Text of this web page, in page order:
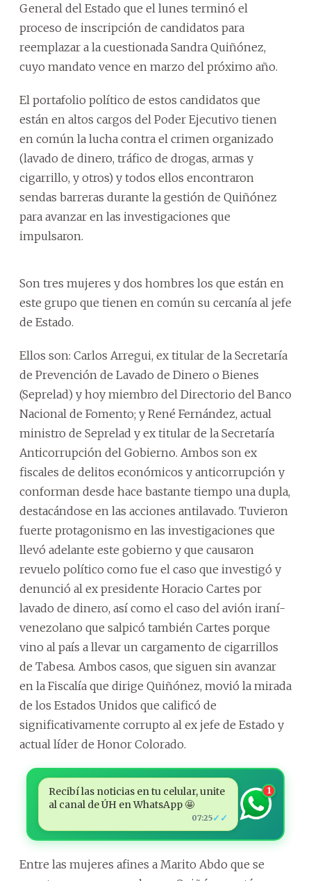
General del Estado que el lunes terminó el
proceso de inscripción de candidatos para
reemplazar a la cuestionada Sandra Quiñónez,
cuyo mandato vence en marzo del próximo año.
El portafolio político de estos candidatos que
están en altos cargos del Poder Ejecutivo tienen
en común la lucha contra el crimen organizado
(lavado de dinero, tráfico de drogas, armas y
cigarrillo, y otros) y todos ellos encontraron
sendas barreras durante la gestión de Quiñónez
para avanzar en las investigaciones que
impulsaron.
Son tres mujeres y dos hombres los que están en
este grupo que tienen en común su cercanía al jefe
de Estado.
Ellos son: Carlos Arregui, ex titular de la Secretaría
de Prevención de Lavado de Dinero o Bienes
(Seprelad) y hoy miembro del Directorio del Banco
Nacional de Fomento; y René Fernández, actual
ministro de Seprelad y ex titular de la Secretaría
Anticorrupción del Gobierno. Ambos son ex
fiscales de delitos económicos y anticorrupción y
conforman desde hace bastante tiempo una dupla,
destacándose en las acciones antilavado. Tuvieron
fuerte protagonismo en las investigaciones que
llevó adelante este gobierno y que causaron
revuelo político como fue el caso que investigó y
denunció al ex presidente Horacio Cartes por
lavado de dinero, así como el caso del avión iraní-
venezolano que salpicó también Cartes porque
vino al país a llevar un cargamento de cigarrillos
de Tabesa. Ambos casos, que siguen sin avanzar
en la Fiscalía que dirige Quiñónez, movió la mirada
de los Estados Unidos que calificó de
significativamente corrupto al ex jefe de Estado y
actual líder de Honor Colorado.
Recibí las noticias en tu celular, unite
al canal de ÚH en WhatsApp 🤩
07:25✓✓
1
Entre las mujeres afines a Marito Abdo que se